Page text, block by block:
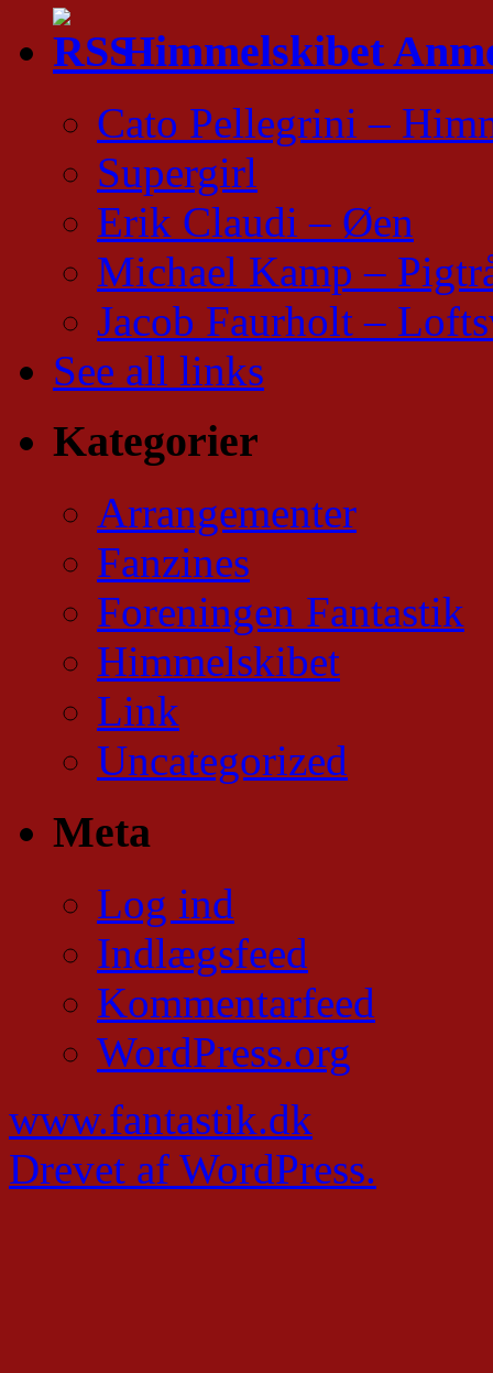
Himmelskibet
Cato Pellegrini –
Supergirl
Erik Claudi – Øen
Michael Kamp –
Jacob Faurholt –
See all links
Kategorier
Arrangementer
Fanzines
Foreningen Fantastik
Himmelskibet
Link
Uncategorized
Meta
Log ind
Indlægsfeed
Kommentarfeed
WordPress.org
www.fantastik.dk
Drevet af WordPress.